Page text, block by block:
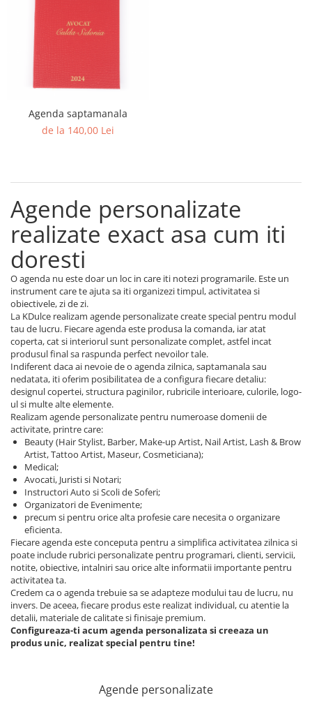
Agenda saptamanala
de la 140,00 Lei
Agende personalizate
realizate exact asa cum iti
doresti
O agenda nu este doar un loc in care iti notezi programarile. Este un
instrument care te ajuta sa iti organizezi timpul, activitatea si
obiectivele, zi de zi.
La KDulce realizam agende personalizate create special pentru modul
tau de lucru. Fiecare agenda este produsa la comanda, iar atat
coperta, cat si interiorul sunt personalizate complet, astfel incat
produsul final sa raspunda perfect nevoilor tale.
Indiferent daca ai nevoie de o agenda zilnica, saptamanala sau
nedatata, iti oferim posibilitatea de a configura fiecare detaliu:
designul copertei, structura paginilor, rubricile interioare, culorile, logo-
ul si multe alte elemente.
Realizam agende personalizate pentru numeroase domenii de
activitate, printre care:
Beauty (Hair Stylist, Barber, Make-up Artist, Nail Artist, Lash & Brow
Artist, Tattoo Artist, Maseur, Cosmeticiana);
Medical;
Avocati, Juristi si Notari;
Instructori Auto si Scoli de Soferi;
Organizatori de Evenimente;
precum si pentru orice alta profesie care necesita o organizare
eficienta.
Fiecare agenda este conceputa pentru a simplifica activitatea zilnica si
poate include rubrici personalizate pentru programari, clienti, servicii,
notite, obiective, intalniri sau orice alte informatii importante pentru
activitatea ta.
Credem ca o agenda trebuie sa se adapteze modului tau de lucru, nu
invers. De aceea, fiecare produs este realizat individual, cu atentie la
detalii, materiale de calitate si finisaje premium.
Configureaza-ti acum agenda personalizata si creeaza un
produs unic, realizat special pentru tine!
Agende personalizate